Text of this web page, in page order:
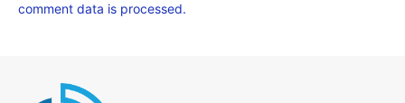
comment data is processed.